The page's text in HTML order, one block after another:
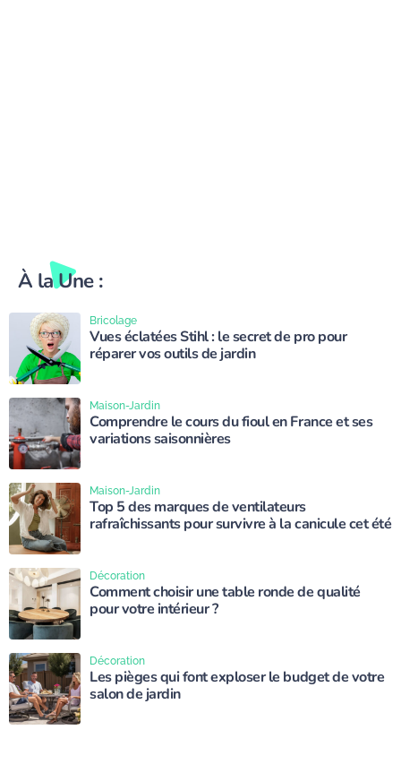
À la Une :
Vues éclatées Stihl : le secret de pro pour
réparer vos outils de jardin
Bricolage
Comprendre le cours du fioul en France et ses
variations saisonnières
Maison-Jardin
Top 5 des marques de ventilateurs
rafraîchissants pour survivre à la canicule cet été
Maison-Jardin
Comment choisir une table ronde de qualité
pour votre intérieur ?
Décoration
Les pièges qui font exploser le budget de votre
salon de jardin
Décoration